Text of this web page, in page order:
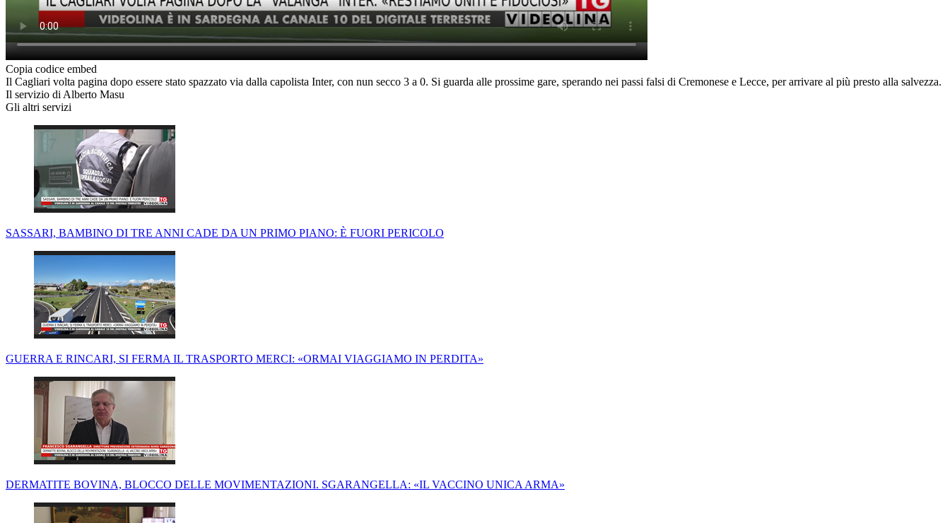
Copia codice embed
Il Cagliari volta pagina dopo essere stato spazzato via dalla capolista Inter, con nun secco 3 a 0. Si guarda alle prossime gare, sperando nei passi falsi di Cremonese e Lecce, per arrivare al più presto alla salvezza.
Il servizio di Alberto Masu
Gli altri servizi
SASSARI, BAMBINO DI TRE ANNI CADE DA UN PRIMO PIANO: È FUORI PERICOLO
GUERRA E RINCARI, SI FERMA IL TRASPORTO MERCI: «ORMAI VIAGGIAMO IN PERDITA»
DERMATITE BOVINA, BLOCCO DELLE MOVIMENTAZIONI. SGARANGELLA: «IL VACCINO UNICA ARMA»